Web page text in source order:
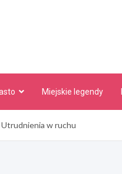
Miejskie legendy
Utrudnienia w ruchu